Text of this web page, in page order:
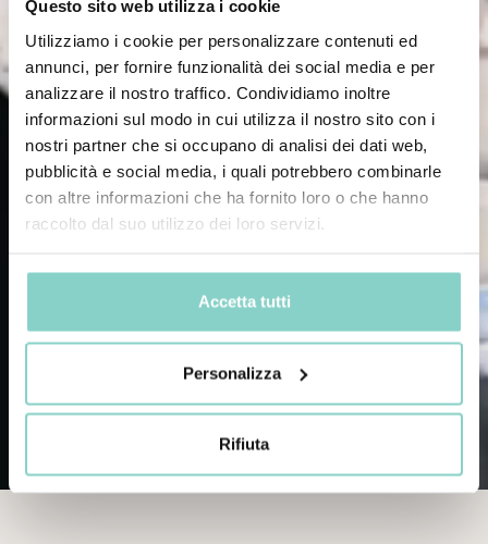
Questo sito web utilizza i cookie
Utilizziamo i cookie per personalizzare contenuti ed
annunci, per fornire funzionalità dei social media e per
analizzare il nostro traffico. Condividiamo inoltre
informazioni sul modo in cui utilizza il nostro sito con i
nostri partner che si occupano di analisi dei dati web,
pubblicità e social media, i quali potrebbero combinarle
con altre informazioni che ha fornito loro o che hanno
raccolto dal suo utilizzo dei loro servizi.
Accetta tutti
Personalizza
Rifiuta